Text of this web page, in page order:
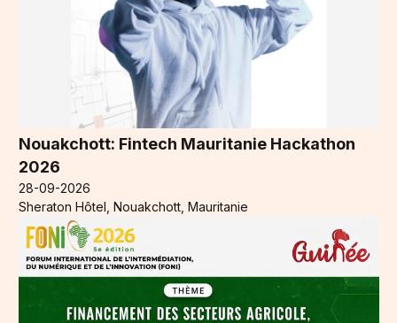
Nouakchott: Fintech Mauritanie Hackathon
2026
28-09-2026
Sheraton Hôtel, Nouakchott, Mauritanie